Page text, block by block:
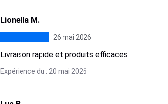
Lionella M.
26 mai 2026
Livraison rapide et produits efficaces
Expérience du : 20 mai 2026